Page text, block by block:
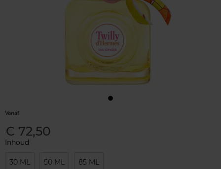
Vanaf
€ 72,50
Inhoud
30 ML 50 ML 85 ML